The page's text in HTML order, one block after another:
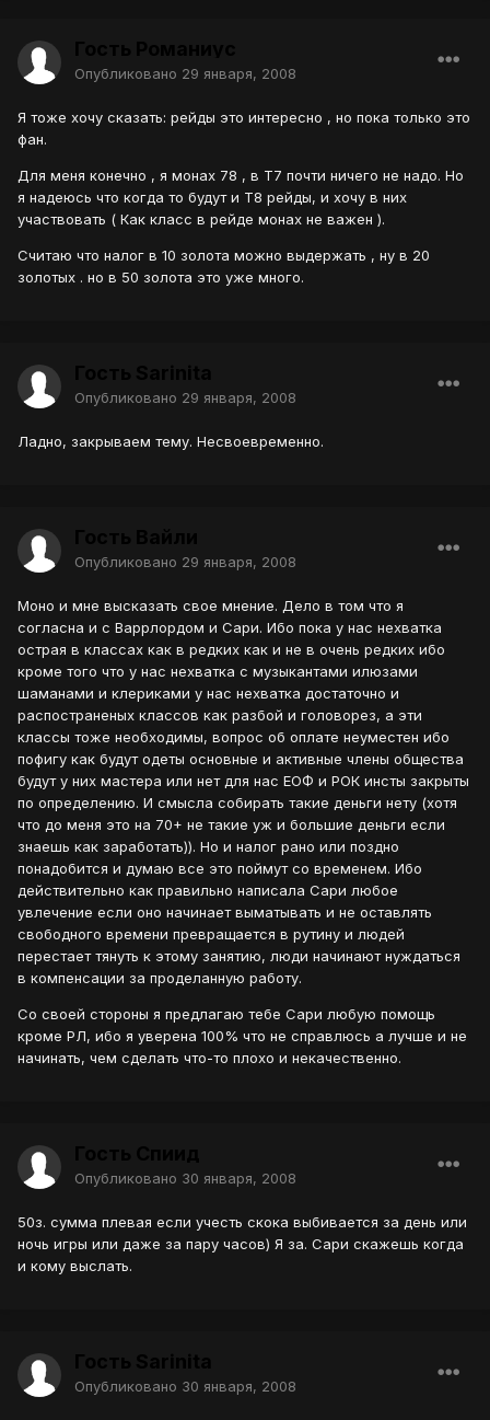
Опубликовано 29 января, 2008
Я тоже хочу сказать: рейды это интересно , но пока только это
фан.
Для меня конечно , я монах 78 , в Т7 почти ничего не надо. Но
я надеюсь что когда то будут и Т8 рейды, и хочу в них
участвовать ( Как класс в рейде монах не важен ).
Считаю что налог в 10 золота можно выдержать , ну в 20
золотых . но в 50 золота это уже много.
Опубликовано 29 января, 2008
Ладно, закрываем тему. Несвоевременно.
Опубликовано 29 января, 2008
Моно и мне высказать свое мнение. Дело в том что я
согласна и с Варрлордом и Сари. Ибо пока у нас нехватка
острая в классах как в редких как и не в очень редких ибо
кроме того что у нас нехватка с музыкантами илюзами
шаманами и клериками у нас нехватка достаточно и
распостраненых классов как разбой и головорез, а эти
классы тоже необходимы, вопрос об оплате неуместен ибо
пофигу как будут одеты основные и активные члены общества
будут у них мастера или нет для нас ЕОФ и РОК инсты закрыты
по определению. И смысла собирать такие деньги нету (хотя
что до меня это на 70+ не такие уж и большие деньги если
знаешь как заработать)). Но и налог рано или поздно
понадобится и думаю все это поймут со временем. Ибо
действительно как правильно написала Сари любое
увлечение если оно начинает выматывать и не оставлять
свободного времени превращается в рутину и людей
перестает тянуть к этому занятию, люди начинают нуждаться
в компенсации за проделанную работу.
Со своей стороны я предлагаю тебе Сари любую помощь
кроме РЛ, ибо я уверена 100% что не справлюсь а лучше и не
начинать, чем сделать что-то плохо и некачественно.
Опубликовано 30 января, 2008
50з. сумма плевая если учесть скока выбивается за день или
ночь игры или даже за пару часов) Я за. Сари скажешь когда
и кому выслать.
Опубликовано 30 января, 2008